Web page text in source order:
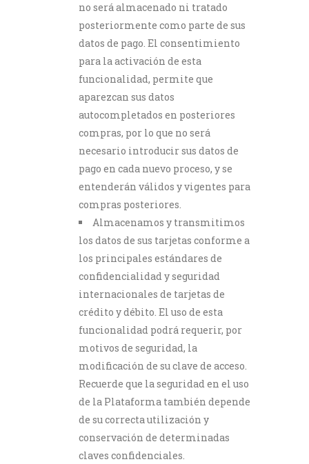
no será almacenado ni tratado
posteriormente como parte de sus
datos de pago. El consentimiento
para la activación de esta
funcionalidad, permite que
aparezcan sus datos
autocompletados en posteriores
compras, por lo que no será
necesario introducir sus datos de
pago en cada nuevo proceso, y se
entenderán válidos y vigentes para
compras posteriores.
Almacenamos y transmitimos
los datos de sus tarjetas conforme a
los principales estándares de
confidencialidad y seguridad
internacionales de tarjetas de
crédito y débito. El uso de esta
funcionalidad podrá requerir, por
motivos de seguridad, la
modificación de su clave de acceso.
Recuerde que la seguridad en el uso
de la Plataforma también depende
de su correcta utilización y
conservación de determinadas
claves confidenciales.